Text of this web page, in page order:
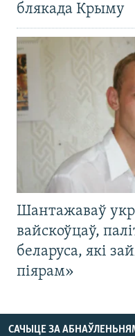
блякада Крыму
Шантажаваў
вайскоўцаў,
беларуса, які
піярам»
САЧЫЦЕ ЗА